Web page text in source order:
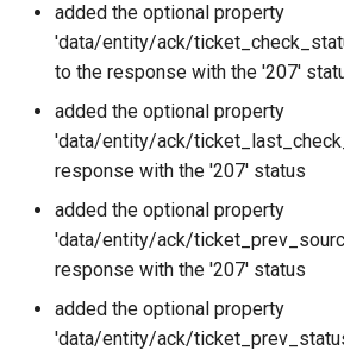
added the optional property
'data/entity/ack/
to the response with the '207'
added the optional property
'data/entity/ack/
response with the '207' status
added the optional property
'data/entity/ack/
response with the '207' status
added the optional property
'data/entity/ack/